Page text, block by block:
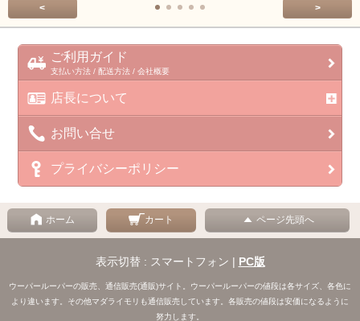
< >
ご利用ガイド
支払い方法 / 配送方法 / 会社概要
店長について
お問い合せ
プライバシーポリシー
ホーム カート ページ先頭へ
表示切替 : スマートフォン | PC版
ウーパールーパーの販売、通信販売(通販)サイト。ウーパールーパーの値段は各サイズ、各色に
より違います。その他マダライモリも通信販売しています。各販売の値段は安価になるように
努力します。